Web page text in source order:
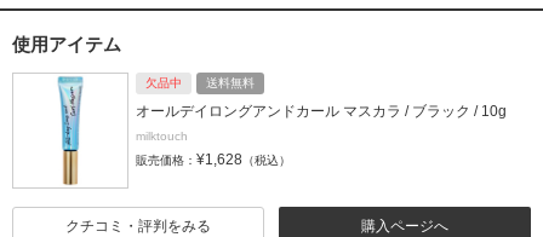
使用アイテム
欠品中 送料無料
オールデイロングアンドカール マスカラ / ブラック / 10g
milktouch
販売価格： ¥1,628 （税込）
購入ページへ
クチコミ・評判をみる